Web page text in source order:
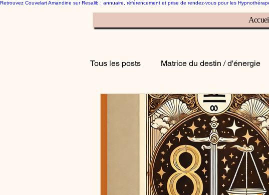
Retrouvez Couvelart Amandine sur Resalib : annuaire, référencement et prise de rendez-vous pour les
Tous les posts Matrice du destin / d'énergie